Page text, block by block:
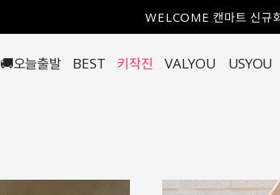
WELCOME 캔마트 신규
🚚오늘출발 BEST 키작진 VALYOU USYOU